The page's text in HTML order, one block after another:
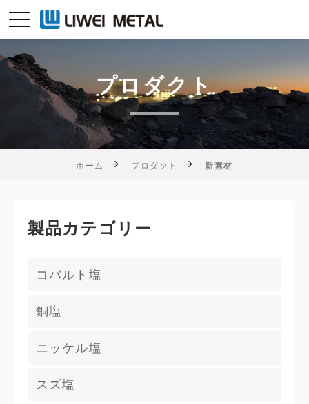
プロダクト
ホーム プロダクト 新素材
製品カテゴリー
コバルト塩
塩化コバルト
硫酸コバルト
酢酸コバルト
銅塩
硫酸銅
塩化銅
ニッケル塩
硫酸ニッケル
スズ塩